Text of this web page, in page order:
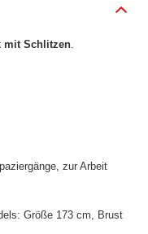
mit Schlitzen
zur Arbeit
Größe 173 cm, Brust